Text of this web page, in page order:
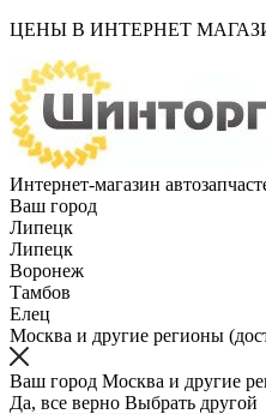
ЦЕНЫ В ИНТЕРНЕТ
Интернет-магазин
Ваш город
Липецк
Липецк
Воронеж
Тамбов
Елец
Москва и другие регионы
Ваш город Москва и другие
Да, все верно Выбрать другой